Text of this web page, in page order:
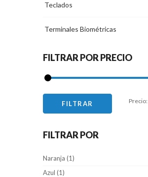
Teclados
Terminales Biométricas
FILTRAR POR PRECIO
FILTRAR Precio:
FILTRAR POR
Naranja (1)
Azul (1)